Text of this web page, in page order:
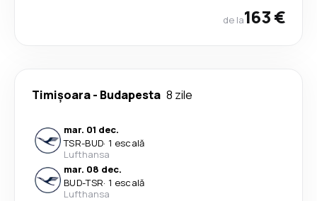
de la163 €
Timișoara- Budapesta 8 zile
mar. 01 dec.
TSR-BUD· 1 escală
Lufthansa
mar. 08 dec.
BUD-TSR· 1 escală
Lufthansa